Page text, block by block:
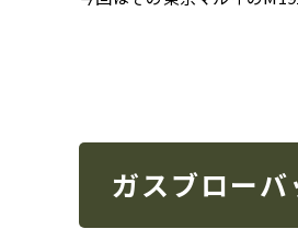
ガスブロー